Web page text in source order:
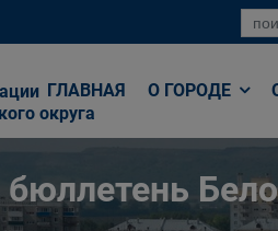
округа
ГЛАВНАЯ О ГОРОДЕ